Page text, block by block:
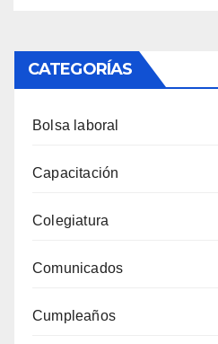
CATEGORÍAS
Bolsa laboral
Capacitación
Colegiatura
Comunicados
Cumpleaños